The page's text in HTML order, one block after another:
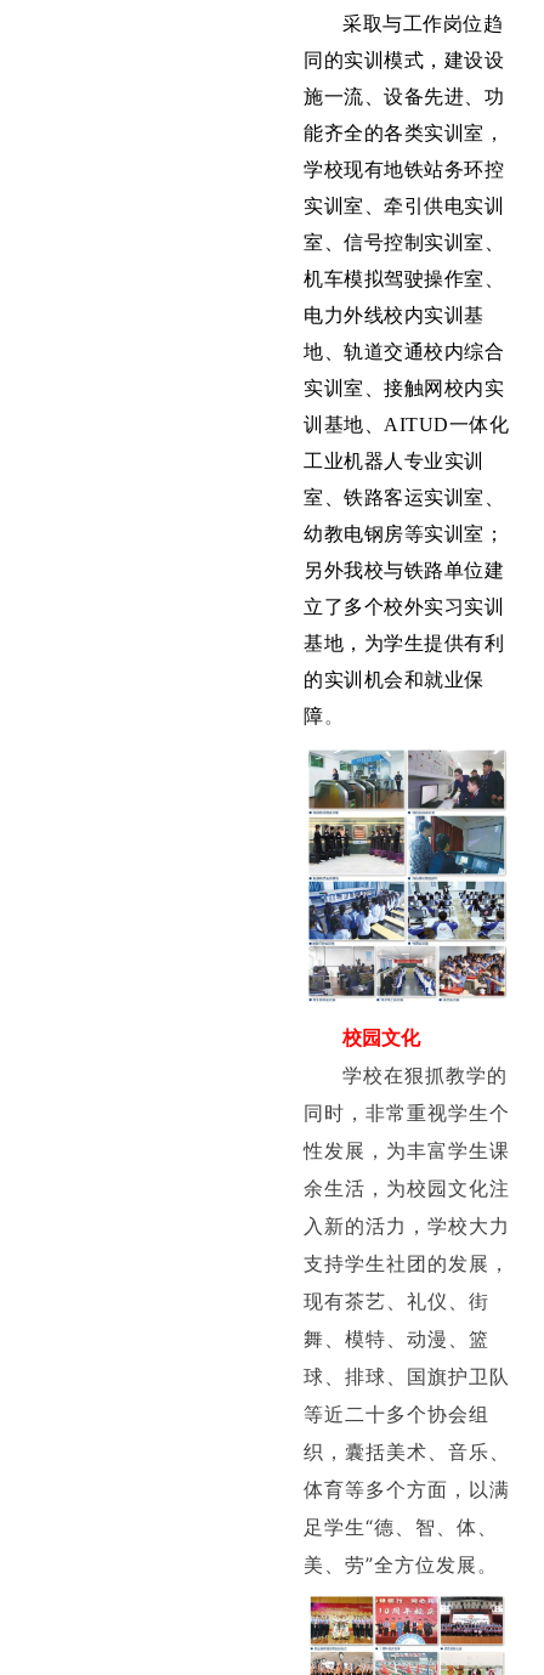
采取与工作岗位趋
同的实训模式，建设设
施一流、设备先进、功
能齐全的各类实训室，
学校现有地铁站务环控
实训室、牵引供电实训
室、信号控制实训室、
机车模拟驾驶操作室、
电力外线校内实训基
地、轨道交通校内综合
实训室、接触网校内实
训基地、AITUD一体化
工业机器人专业实训
室、铁路客运实训室、
幼教电钢房等实训室 ；
另外我校与铁路单位建
立了多个校外实习实训
基地，为学生提供有利
的实训机会和就业保
障。
校园文化
学校在狠抓教学的
同时，非常重视学生个
性发展，为丰富学生课
余生活，为校园文化注
入新的活力，学校大力
支持学生社团的发展，
现有茶艺、礼仪、街
舞、模特、动漫、篮
球、排球、国旗护卫队
等近二十多个协会组
织，囊括美术、音乐、
体育等多个方面，以满
足学生“德、智、体、
美、劳”全方位发展 。